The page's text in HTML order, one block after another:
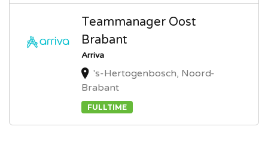
Teammanager Oost
Brabant
Arriva
's-Hertogenbosch, Noord-
Brabant
FULLTIME